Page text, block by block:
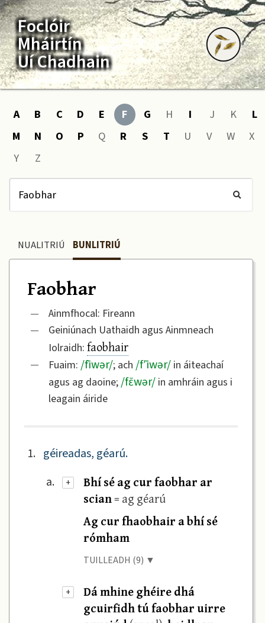
Foclóir
Mháirtín
Uí Chadhain
A B C D E F G H I J K
L
M
N O P Q R S T U V W
X
Y
Z
NUALITRIÚ BUNLITRIÚ
Faobhar
—
Ainmfhocal: Fireann
—
Geiniúnach Uathaidh agus Ainmneach
Iolraidh: faobhair
— Fuaim: /fīwər/; ach /f′īwər/ in áiteachaí
agus ag daoine;/fɛ̄wər/ in amhráin agus i
leagain áiride
1. géireadas, géarú.
a.
+
Bhí sé ag cur faobhar ar
scian= ag géarú
Ag cur fhaobhair a bhí sé
rómham
TUILLEADH (9) ▼
+
Dá mhine ghéire dhá
gcuirfidh tú faobhar uirre